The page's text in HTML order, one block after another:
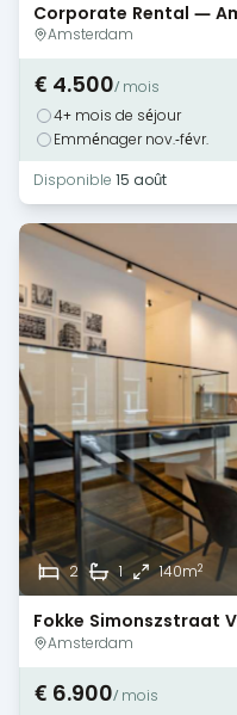
Corporate Rental —
Amsterdam
€ 4.500/ mois
4+ mois de séjour
Emménager nov.-févr.
Disponible 15 août
2 1 140m2
Fokke Simonszstraat
Amsterdam
€ 6.900/ mois